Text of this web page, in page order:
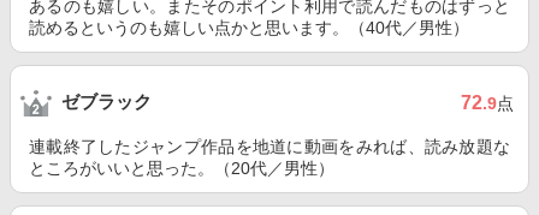
あるのも嬉しい。またそのポイント利用で読んだものはずっと
読めるというのも嬉しい点かと思います。（40代／男性）
ゼブラック 72.9点
連載終了したジャンプ作品を地道に動画をみれば、読み放題な
ところがいいと思った。（20代／男性）